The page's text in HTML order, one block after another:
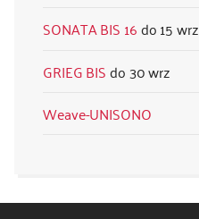
SONATA BIS 16
15 wrz
GRIEG BIS
30 wrz
Weave-UNISONO